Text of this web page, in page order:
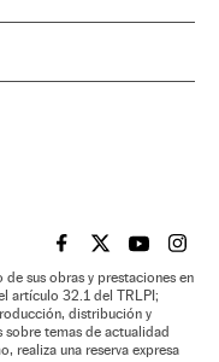
EL PAÍS BRASIL EN
EL PAÍSEL PAÍS
EL
sus obras y prestaciones en
artículo 32.1 del TRLPI;
distribución y
temas de actualidad
realiza una reserva expresa